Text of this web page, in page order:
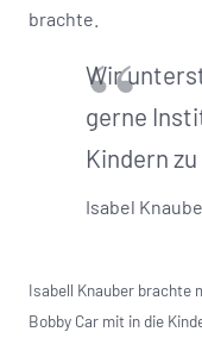
brachte.
Wir
gerne
Kindern
Isabel
Isabell Knauber brachte
Bobby Car mit in die